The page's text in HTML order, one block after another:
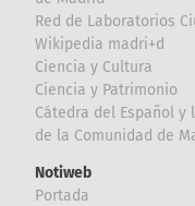
Red de Laboratorios
Wikipedia madri+d
Ciencia y Cultura
Ciencia y Patrimonio
Cátedra del Español
de la Comunidad de
Notiweb
Portada